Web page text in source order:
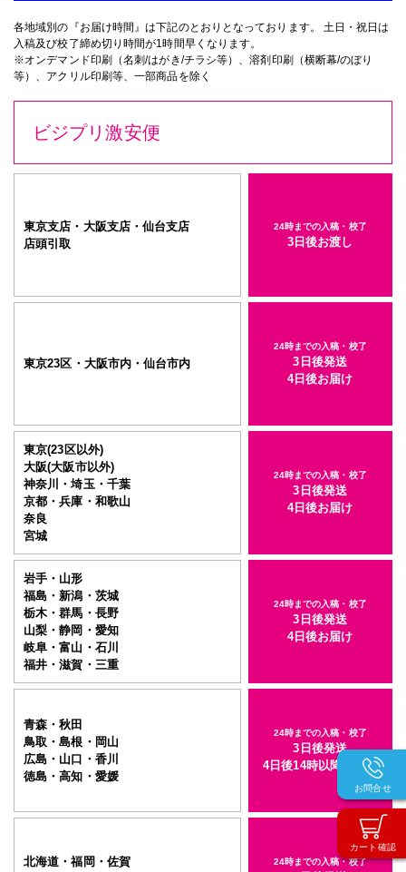
カート確認
お問合せ
各地域別の『お届け時間』は下記のとおりとなっております。 土日・祝日は
入稿及び校了締め切り時間が1時間早くなります。
※オンデマンド印刷（名刺/はがき/チラシ等）、溶剤印刷（横断幕/のぼり
等）、アクリル印刷等、一部商品を除く
ビジプリ激安便
東京支店・大阪支店・仙台支店
店頭引取
24時までの入稿・校了
3日後お渡し
東京23区・大阪市内・仙台市内
24時までの入稿・校了
3日後発送
4日後お届け
東京(23区以外)
大阪(大阪市以外)
神奈川・埼玉・千葉
京都・兵庫・和歌山
奈良
宮城
24時までの入稿・校了
3日後発送
4日後お届け
岩手・山形
福島・新潟・茨城
栃木・群馬・長野
山梨・静岡・愛知
岐阜・富山・石川
福井・滋賀・三重
24時までの入稿・校了
3日後発送
4日後お届け
青森・秋田
鳥取・島根・岡山
広島・山口・香川
徳島・高知・愛媛
24時までの入稿・校了
3日後発送
4日後14時以降お届け
北海道・福岡・佐賀 24時までの入稿・校了